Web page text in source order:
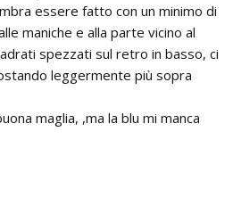
essere fatto con un minimo di
maniche e alla parte vicino al
spezzati sul retro in basso, ci
leggermente più sopra
maglia, ,ma la blu mi manca